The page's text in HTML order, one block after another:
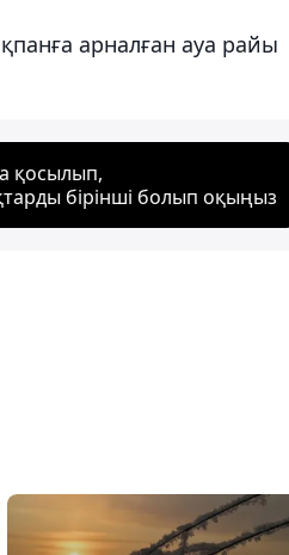
арналған ауа райы
қосылып,
бірінші болып оқыңыз